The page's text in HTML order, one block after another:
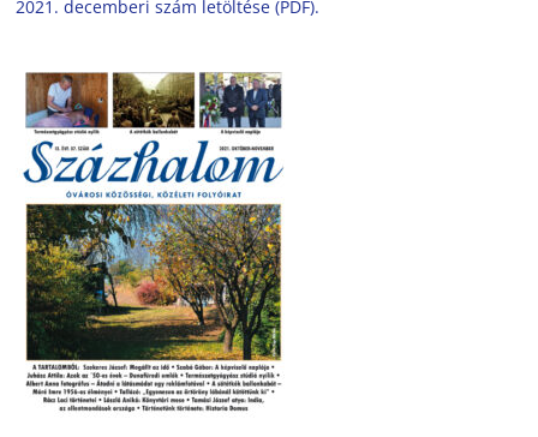
2021. decemberi szám letöltése (PDF).